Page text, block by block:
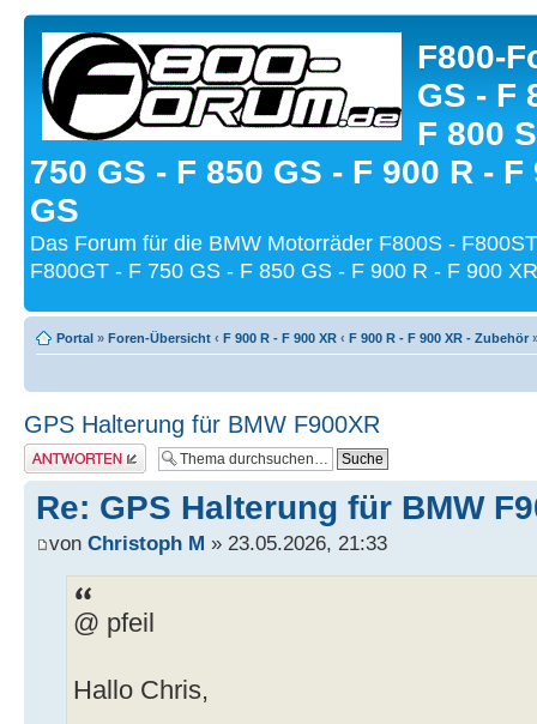
F800-
GS - F
F 800
750 GS - F 850 GS - F 900 R - F
GS
Das Forum für die BMW Motorräder F800S -
F800GT - F 750 GS - F 850 GS - F 900 R - F 900
Portal » Foren-Übersicht ‹ F 900 R - F 900 XR ‹ F 900 R - F 900 XR - Zubehör
GPS Halterung für BMW F900XR
Antwort schreiben
Re: GPS Halterung für BMW
von Christoph M » 23.05.2026, 21:33
@ pfeil
Hallo Chris,